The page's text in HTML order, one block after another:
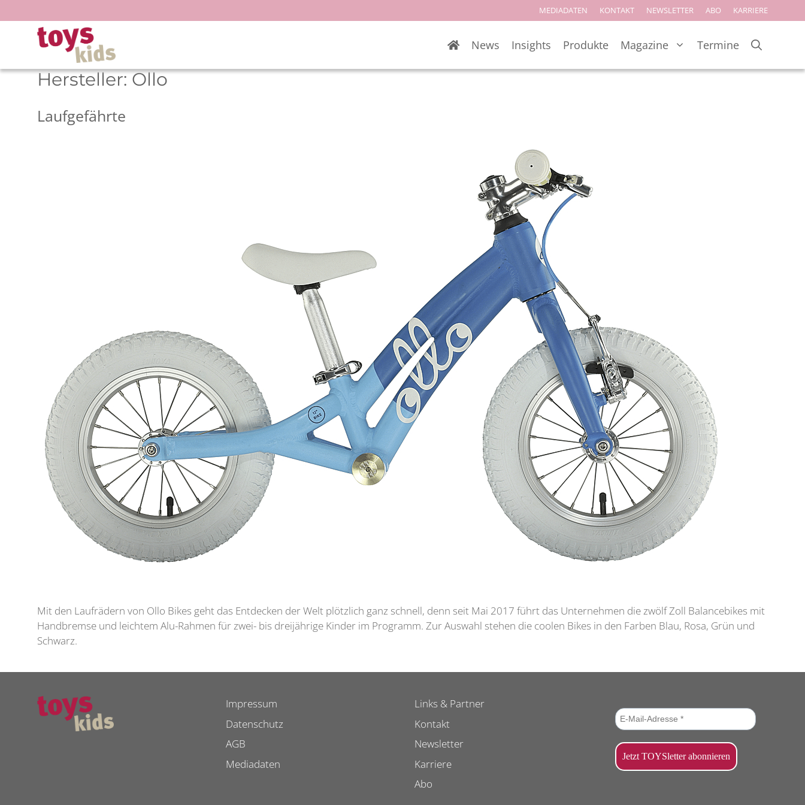
Inhalt
springen
MEDIADATEN KONTAKT NEWSLETTER ABO KARRIERE
News Insights Produkte Magazine Termine
Hersteller:Ollo
Laufgefährte
Mit den Laufrädern von Ollo Bikes geht das Entdecken der Welt plötzlich ganz schnell, denn seit Mai 2017 führt das Unternehmen die zwölf Zoll Balancebikes mit
Handbremse und leichtem Alu-Rahmen für zwei- bis dreijährige Kinder im Programm. Zur Auswahl stehen die coolen Bikes in den Farben Blau, Rosa, Grün und
Schwarz.
Impressum
Datenschutz
AGB
Mediadaten
Links & Partner
Kontakt
Newsletter
Karriere
Abo